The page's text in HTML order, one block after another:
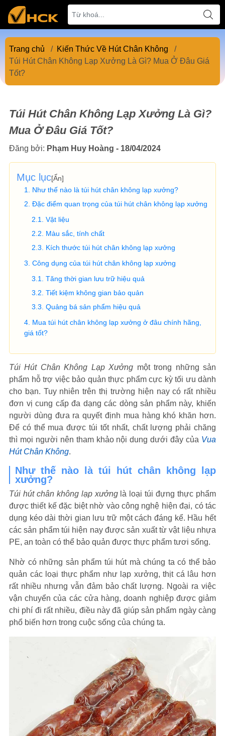
Trang chủ / Kiến Thức Về Hút Chân Không
/
Túi Hút Chân Không Lạp Xưởng Là Gì? Mua Ở Đâu Giá
Tốt?
Túi Hút Chân Không Lạp Xưởng Là Gì?
Mua Ở Đâu Giá Tốt?
Đăng bởi: Phạm Huy Hoàng - 18/04/2024
Mục lục[Ẩn]
Như thế nào là túi hút chân không lạp xưởng?
Đặc điểm quan trọng của túi hút chân không lạp xưởng
Vật liệu
Màu sắc, tính chất
Kích thước túi hút chân không lạp xưởng
Công dụng của túi hút chân không lạp xưởng
Tăng thời gian lưu trữ hiệu quả
Tiết kiệm không gian bảo quản
Quảng bá sản phẩm hiệu quả
Mua túi hút chân không lạp xưởng ở đâu chính hãng,
giá tốt?
Túi Hút Chân Không Lạp Xưởng một trong những sản
phẩm hỗ trợ việc bảo quản thực phẩm cực kỳ tối ưu dành
cho bạn. Tuy nhiên trên thị trường hiện nay có rất nhiều
đơn vị cung cấp đa dạng các dòng sản phẩm này, khiến
người dùng đưa ra quyết định mua hàng khó khăn hơn.
Để có thể mua được túi tốt nhất, chất lượng phải chăng
thì mọi người nên tham khảo nội dung dưới đây của Vua
Hút Chân Không.
Như thế nào là túi hút chân không lạp
xưởng?
Túi hút chân không lạp xưởnglà loại túi đựng thực phẩm
được thiết kế đặc biệt nhờ vào công nghệ hiện đại, có tác
dụng kéo dài thời gian lưu trữ một cách đáng kể. Hầu hết
các sản phẩm túi hiện nay được sản xuất từ vật liệu nhựa
PE, an toàn có thể bảo quản được thực phẩm tươi sống.
Nhờ có những sản phẩm túi hút mà chúng ta có thể bảo
quản các loại thực phẩm như lạp xưởng, thịt cá lâu hơn
rất nhiều nhưng vẫn đảm bảo chất lượng. Ngoài ra việc
vận chuyển của các cửa hàng, doanh nghiệp được giảm
chi phí đi rất nhiều, điều này đã giúp sản phẩm ngày càng
phổ biến hơn trong cuộc sống của chúng ta.